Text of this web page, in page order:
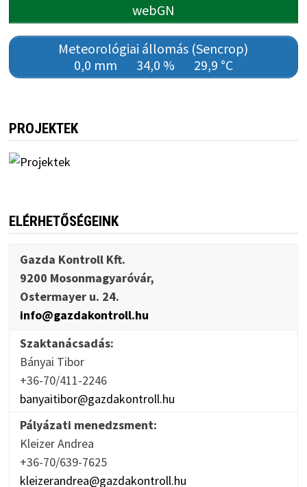
webGN
Meteorológiai állomás (Sencrop)
0,0 mm
34,0 % 29,9 °C
PROJEKTEK
ELÉRHETŐSÉGEINK
Gazda Kontroll Kft.
9200 Mosonmagyaróvár,
Ostermayer u. 24.
info@gazdakontroll.hu
Szaktanácsadás:
Bányai Tibor
+36-70/411-2246
banyaitibor@gazdakontroll.hu
Pályázati menedzsment:
Kleizer Andrea
+36-70/639-7625
kleizerandrea@gazdakontroll.hu